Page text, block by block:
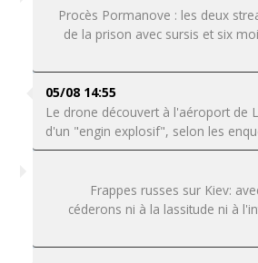
Procès Pormanove : les deux
de la prison avec sursis et six
05/08 14:55
Le drone découvert à l'aéroport de
d'un "engin explosif", selon les
Frappes russes sur Kiev:
céderons ni à la lassitude ni à